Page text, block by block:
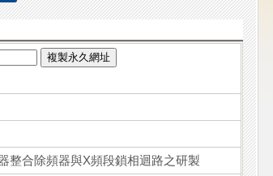
複製永久網址
整合除頻器與X頻段鎖相迴路之研製